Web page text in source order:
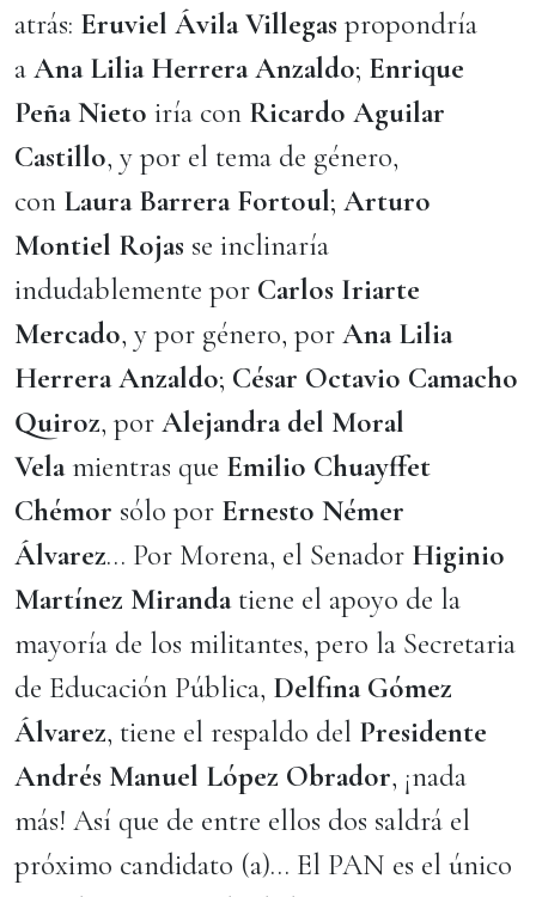
atrás: Eruviel Ávila Villegas propondría
a Ana Lilia Herrera Anzaldo; Enrique
Peña Nieto iría con Ricardo Aguilar
Castillo, y por el tema de género,
con Laura Barrera Fortoul; Arturo
Montiel Rojas se inclinaría
indudablemente por Carlos Iriarte
Mercado, y por género, por Ana Lilia
Herrera Anzaldo; César Octavio Camacho
Quiroz, por Alejandra del Moral
Velamientras que Emilio Chuayffet
Chémor sólo por Ernesto Némer
Álvarez… Por Morena, el Senador Higinio
Martínez Mirandatiene el apoyo de la
mayoría de los militantes, pero la Secretaria
de Educación Pública, Delfina Gómez
Álvarez, tiene el respaldo del Presidente
Andrés Manuel López Obrador, ¡nada
más! Así que de entre ellos dos saldrá el
próximo candidato (a)… El PAN es el único